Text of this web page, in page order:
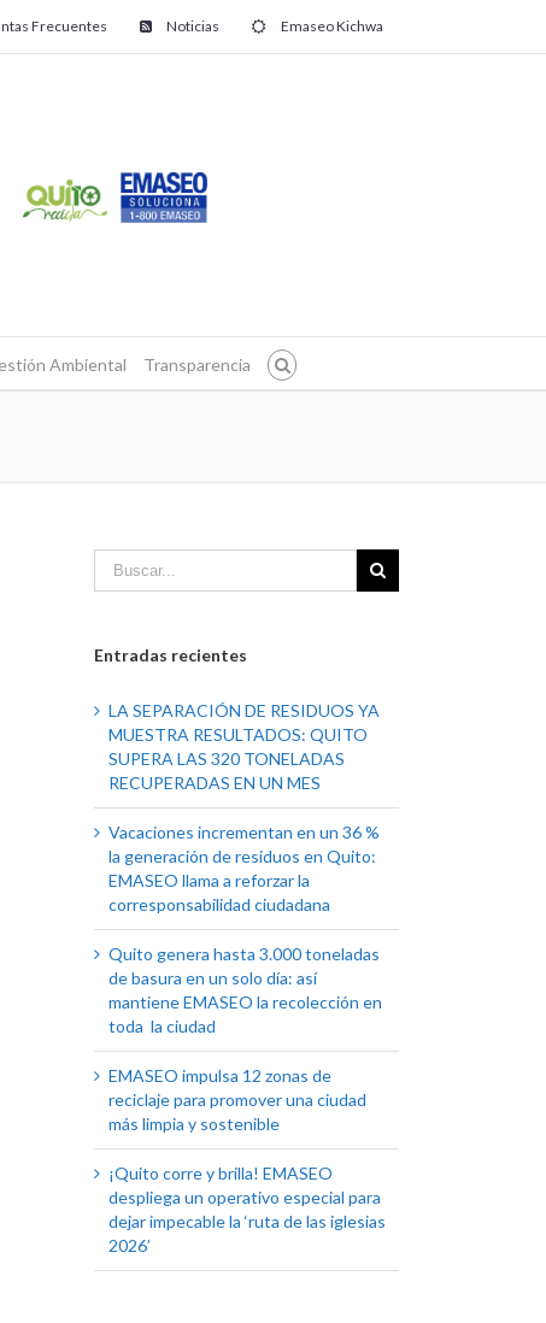
Frecuentes Noticias Emaseo Kichwa
Ambiental Transparencia
Entradas recientes
LA SEPARACIÓN DE RESIDUOS YA
MUESTRA RESULTADOS: QUITO
SUPERA LAS 320 TONELADAS
RECUPERADAS EN UN MES
Vacaciones incrementan en un 36 %
la generación de residuos en Quito:
EMASEO llama a reforzar la
corresponsabilidad ciudadana
Quito genera hasta 3.000 toneladas
de basura en un solo día: así
mantiene EMASEO la recolección en
toda la ciudad
EMASEO impulsa 12 zonas de
reciclaje para promover una ciudad
más limpia y sostenible
¡Quito corre y brilla! EMASEO
despliega un operativo especial para
dejar impecable la ‘ruta de las iglesias
2026’